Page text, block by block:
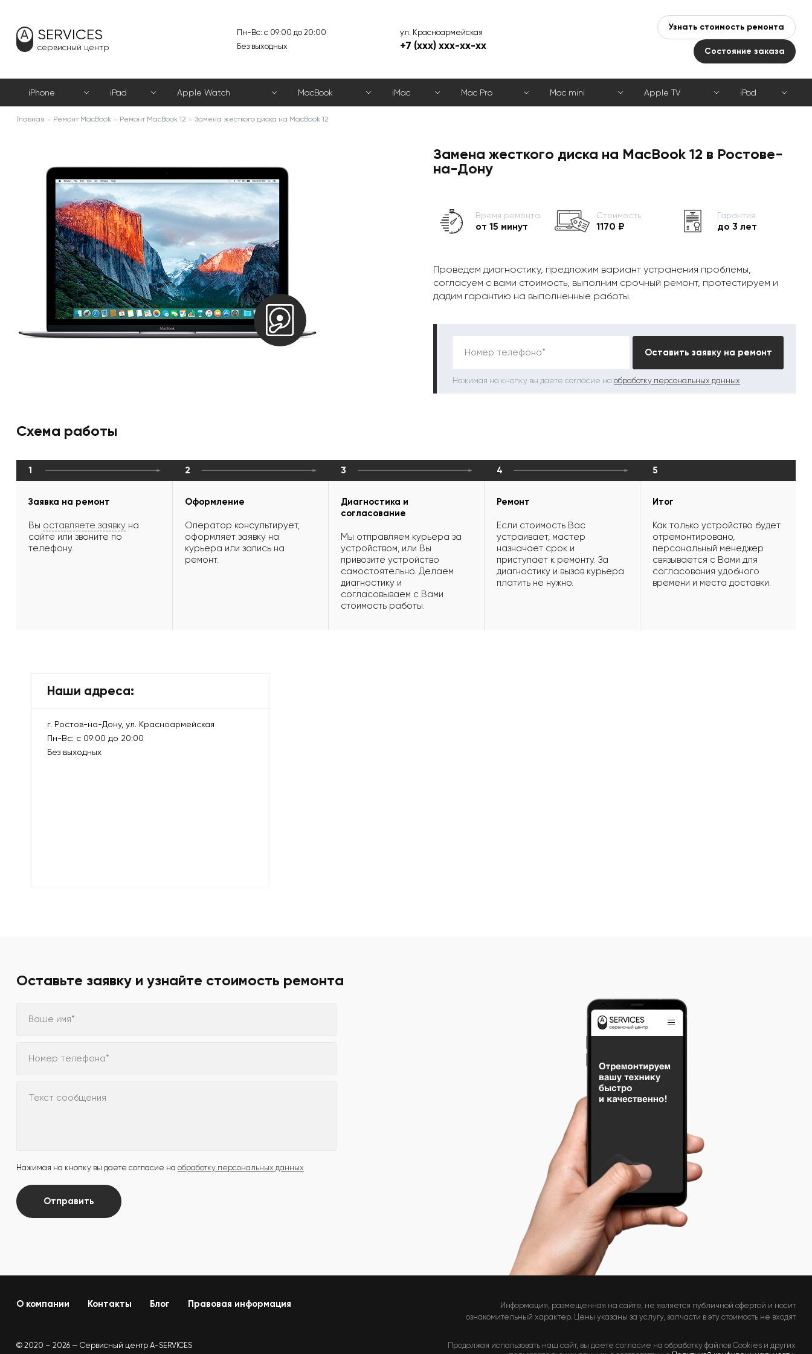
SERVICES
сервисный центр
Пн-Вс: с 09:00 до 20:00
Без выходных
ул. Красноармейская
+7 (xxx) xxx-xx-xx
Узнать стоимость ремонта
Состояние заказа
iPhone iPad Apple Watch MacBook iMac Mac Pro Mac mini Apple TV iPod
Главная Ремонт MacBook Ремонт MacBook 12 Замена жесткого диска на MacBook 12
Замена жесткого диска на MacBook 12 в Ростове-
на-Дону
Время ремонта
от 15 минут
Стоимость
1170 ₽
Гарантия
до 3 лет
Проведем диагностику, предложим вариант устранения проблемы,
согласуем с вами стоимость, выполним срочный ремонт, протестируем и
дадим гарантию на выполненные работы.
Номер телефона* Оставить заявку на ремонт
Нажимая на кнопку вы даете согласие на обработку персональных данных
Схема работы
1
Заявка на ремонт
Вы оставляете заявку на
сайте или звоните по
телефону.
2
Оформление
Оператор консультирует,
оформляет заявку на
курьера или запись на
ремонт.
3
Диагностика и
согласование
Мы отправляем курьера за
устройством, или Вы
привозите устройство
самостоятельно. Делаем
диагностику и
согласовываем с Вами
стоимость работы.
4
Ремонт
Если стоимость Вас
устраивает, мастер
назначает срок и
приступает к ремонту. За
диагностику и вызов курьера
платить не нужно.
5
Итог
Как только устройство будет
отремонтировано,
персональный менеджер
связывается с Вами для
согласования удобного
времени и места доставки.
Наши адреса:
г. Ростов-на-Дону, ул. Красноармейская
Пн-Вс: с 09:00 до 20:00
Без выходных
Оставьте заявку и узнайте стоимость ремонта
Ваше имя*
Номер телефона*
Текст сообщения
Нажимая на кнопку вы даете согласие на обработку персональных данных
Отправить
О компании Контакты Блог Правовая информация
Информация, размещенная на сайте, не является публичной офертой и носит
ознакомительный характер. Цены указаны за услугу, запчасти в эту стоимость не входят
© 2020 – 2026 — Сервисный центр A-SERVICES
Продолжая использовать наш сайт, вы даете согласие на обработку файлов Cookies и других